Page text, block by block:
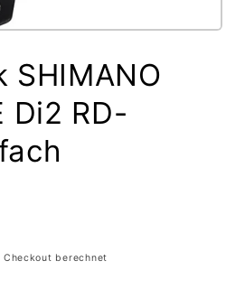
SHIMANO
Di2 RD-
berechnet